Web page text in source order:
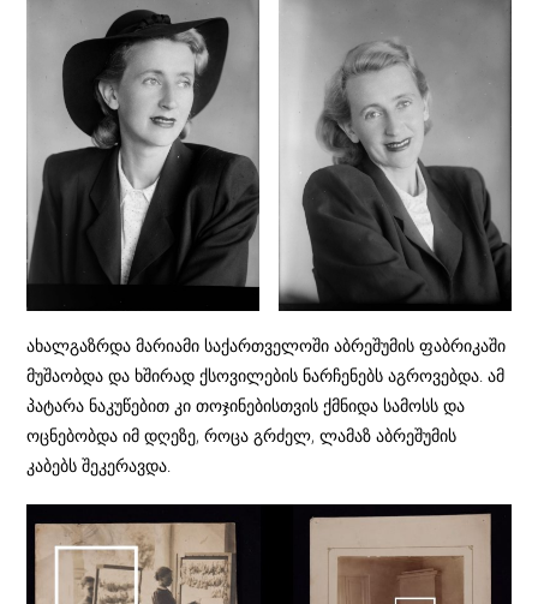
ახალგაზრდა მარიამი საქართველოში აბრეშუმის ფაბრიკაში
მუშაობდა და ხშირად ქსოვილების ნარჩენებს აგროვებდა. ამ
პატარა ნაკუწებით კი თოჯინებისთვის ქმნიდა სამოსს და
ოცნებობდა იმ დღეზე, როცა გრძელ, ლამაზ აბრეშუმის
კაბებს შეკერავდა.